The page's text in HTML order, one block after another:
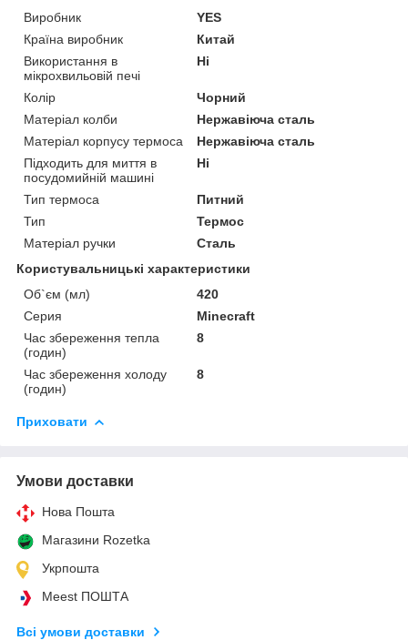
Виробник
YES
Країна виробник
Китай
Використання в
мікрохвильовій печі
Ні
Колір
Чорний
Матеріал колби
Нержавіюча сталь
Матеріал корпусу термоса
Нержавіюча сталь
Підходить для миття в
посудомийній машині
Ні
Тип термоса
Питний
Тип
Термос
Матеріал ручки
Сталь
Користувальницькі характеристики
Об`єм (мл)
420
Серия
Minecraft
Час збереження тепла
(годин)
8
Час збереження холоду
(годин)
8
Приховати
Умови доставки
Нова Пошта
Магазини Rozetka
Укрпошта
Meest ПОШТА
Всі умови доставки